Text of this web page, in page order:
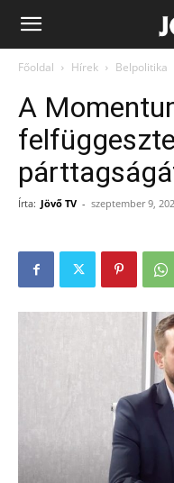
Jövő
Főoldal Hírek Belpolitika
A
Írta: Jövő TV - szeptember 9,